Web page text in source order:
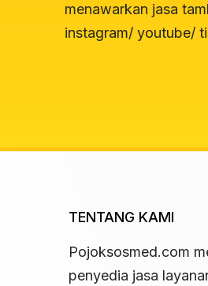
menawarkan jasa
instagram/ youtube/
TENTANG KAMI
Pojoksosmed.com
penyedia jasa